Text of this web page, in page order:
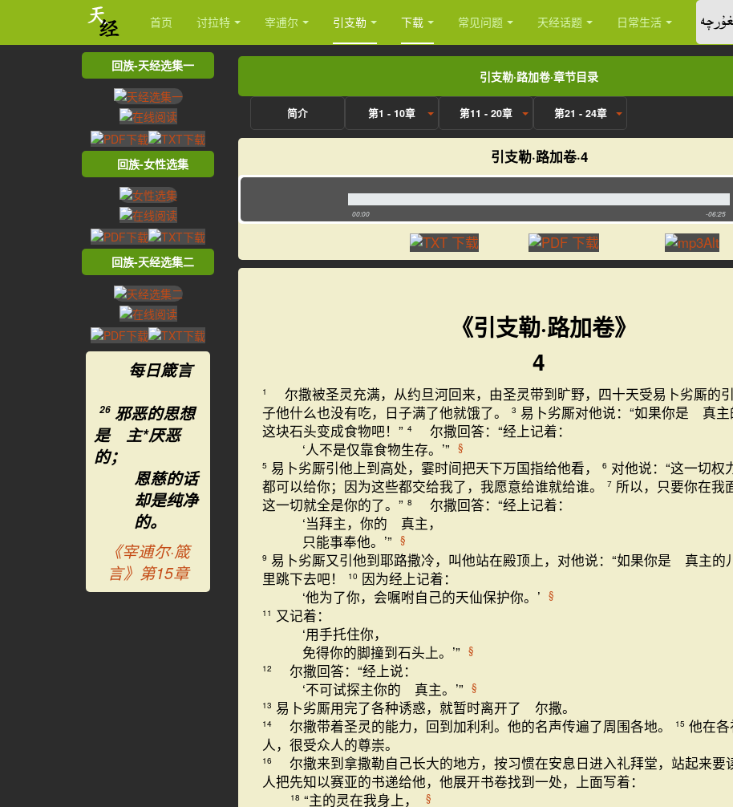
首页 讨拉特 宰逋尔 引支勒 下载 常见问题 天经话题 日常生活
引支勒·路加卷·章节目录
简介 第1 - 10章 第11 - 20章 第21 - 24章
引支勒·路加卷·4
00:00 -06:25
《引支勒·路加卷》
4
1 尔撒被圣灵充满，从约旦河回来，由圣灵带到旷野，四十天受易卜劣厮的引
子他什么也没有吃，日子满了他就饿了。
3 易卜劣厮对他说：“如果你是 真主
这块石头变成食物吧！” 4
尔撒回答：“经上记着：
‘人不是仅靠食物生存。’”
§
5 易卜劣厮引他上到高处，霎时间把天下万国指给他看， 6 对他说：“这一切权
都可以给你；因为这些都交给我了，我愿意给谁就给谁。
7 所以，只要你在我
这一切就全是你的了。” 8
尔撒回答：“经上记着：
‘当拜主，你的 真主，
只能事奉他。’”
§
9 易卜劣厮又引他到耶路撒冷，叫他站在殿顶上，对他说：“如果你是 真主的
里跳下去吧！
10 因为经上记着：
‘他为了你，会嘱咐自己的天仙保护你。’
§
11 又记着：
‘用手托住你，
免得你的脚撞到石头上。’”
§
12
尔撒回答：“经上说：
‘不可试探主你的 真主。’”
§
13 易卜劣厮用完了各种诱惑，就暂时离开了 尔撒。
14 尔撒带着圣灵的能力，回到加利利。他的名声传遍了周围各地。 15 他在
人，很受众人的尊崇。
16 尔撒来到拿撒勒自己长大的地方，按习惯在安息日进入礼拜堂，站起来要
人把先知以赛亚的书递给他，他展开书卷找到一处，上面写着：
18 “主的灵在我身上， §
回族-天经选集一
回族-女性选集
回族-天经选集二
每日箴言
26 邪恶的思想
是 主*厌恶
的；
恩慈的话
却是纯净
的。
《宰逋尔·箴
言》第15章